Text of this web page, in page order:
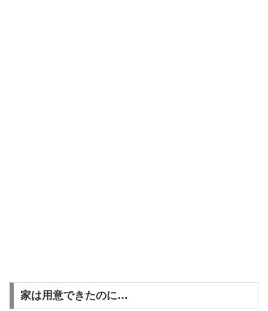
家は用意できたのに…